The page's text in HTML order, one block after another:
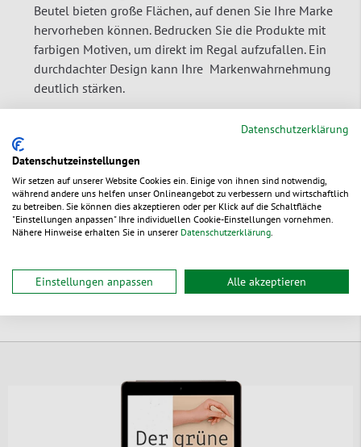
Beutel bieten große Flächen, auf denen Sie Ihre Marke
hervorheben können. Bedrucken Sie die Produkte mit
farbigen Motiven, um direkt im Regal aufzufallen. Ein
durchdachter Design kann Ihre Markenwahrnehmung
deutlich stärken.
Schutz: Die robuste Struktur der Beutel schützt den
Inhalt vor äußeren Einflüssen wie Feuchtigkeit und
keine Nachteile gegenüber den herkömmlichen
Varianten.
Datenschutzerklärung
Datenschutzeinstellungen
Wir setzen auf unserer Website Cookies ein. Einige von ihnen sind notwendig,
während andere uns helfen unser Onlineangebot zu verbessern und wirtschaftlich
zu betreiben. Sie können dies akzeptieren oder per Klick auf die Schaltfläche
"Einstellungen anpassen" Ihre individuellen Cookie-Einstellungen vornehmen.
Nähere Hinweise erhalten Sie in unserer Datenschutzerklärung
Einstellungen anpassen Alle akzeptieren